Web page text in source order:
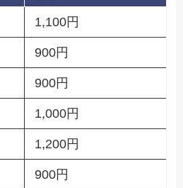
1,100円
900円
900円
1,000円
1,200円
900円